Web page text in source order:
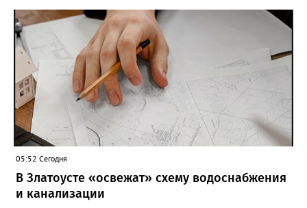
снятие. В целом не давать им взаймы сегодня просят 543 с
лишним тысячи человек. Почти 89 тысяч за это время решили
запрет отозвать. При этом, утверждают аналитики бюро,
примерно каждый пятый из тех, кто установил самозапрет,
никогда кредиты не брал, столько же погасили долги недавно,
а больше половины имеют долговые обязательства сейчас.
05:52 Сегодня
В Златоусте «освежат» схему водоснабжения
и канализации